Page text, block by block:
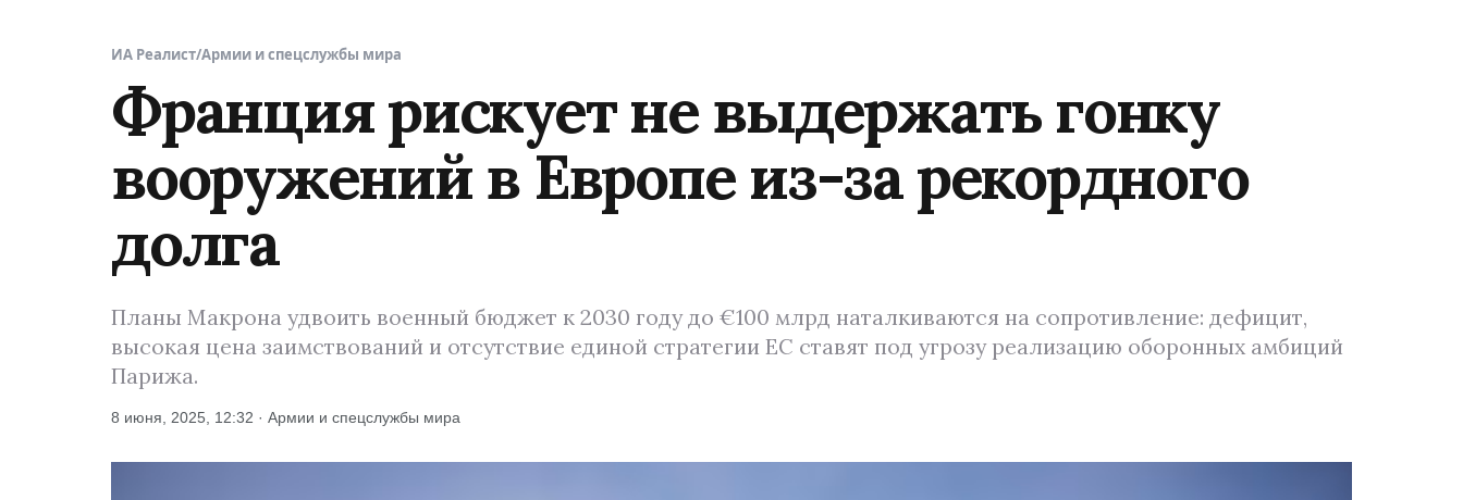
ИА Реалист/Армии и спецслужбы мира
Франция рискует не выдержать гонку
вооружений в Европе из-за рекордного
долга
Планы Макрона удвоить военный бюджет к 2030 году до €100 млрд наталкиваются на сопротивление: дефицит,
высокая цена заимствований и отсутствие единой стратегии ЕС ставят под угрозу реализацию оборонных амбиций
Парижа.
8 июня, 2025, 12:32 · Армии и спецслужбы мира